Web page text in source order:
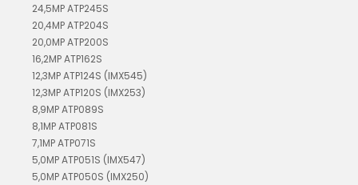
24,5MP ATP245S
20,4MP ATP204S
20,0MP ATP200S
16,2MP ATP162S
12,3MP ATP124S (IMX545)
12,3MP ATP120S (IMX253)
8,9MP ATP089S
8,1MP ATP081S
7,1MP ATP071S
5,0MP ATP051S (IMX547)
5,0MP ATP050S (IMX250)